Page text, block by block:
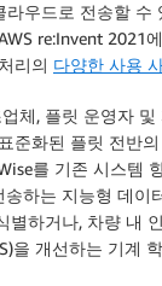
우드로 전송할 수
re:Invent 2021
리의 다양한 사용
체, 플릿 운영자
준화된 플릿 전반
를 기존 시스템
하는 지능형 데
하거나, 차량 내
을 개선하는 기계